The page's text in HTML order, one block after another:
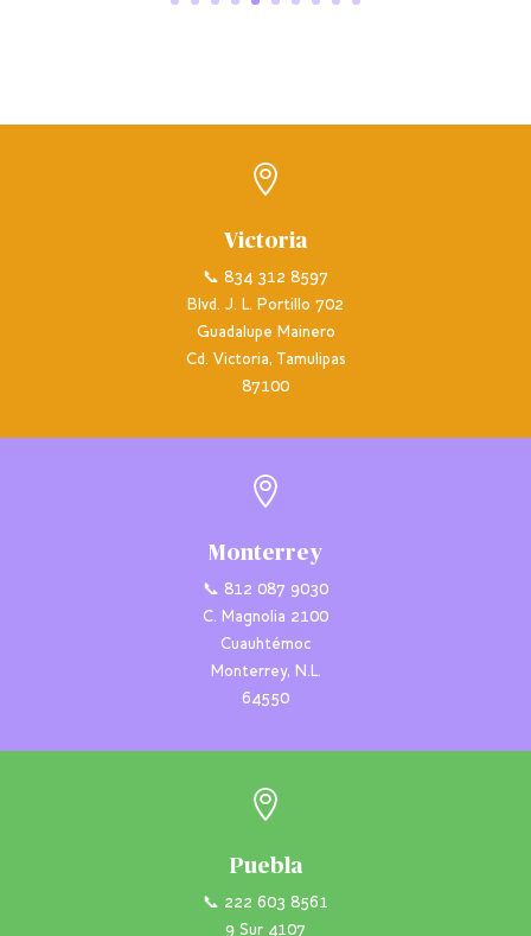

Victoria
📞 834 312 8597
Blvd. J. L. Portillo 702
Guadalupe Mainero
Cd. Victoria, Tamulipas
87100

Monterrey
📞 812 087 9030
C. Magnolia 2100
Cuauhtémoc
Monterrey, N.L.
64550

Puebla
📞 222 603 8561
9 Sur 4107